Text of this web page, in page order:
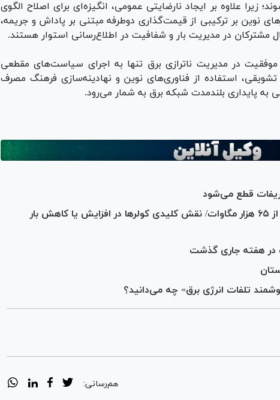
زیرا علاوه بر ایجاد نارضایتی عمومی، انگیزه‌ای برای اصلاح الگوی
نوین بر ترکیبی از قیمت‌گذاری دوطرفه مبتنی بر پاداش و جریمه،
در مدیریت بار و شفافیت در اطلاع‌رسانی استوار هستند.
در مدیریت ناترازی برق تنها به اجرای سیاست‌های مقطعی
تشویقی، استفاده از فناوری‌های نوین و نهادینه‌سازی فرهنگ مصرف
به پایداری بلندمدت شبکه برق به شمار می‌رود.
قطع می‌شود
مصرف برق کشور در آستانه عبور از ۶۵ هزار مگاوات/ نقش کلیدی کولر‌ها در افزایش یا کاهش بار
تلفات انرژی برق» چه می‌دانید؟
هم‌رسانی: